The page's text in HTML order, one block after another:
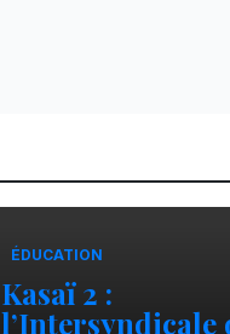
ÉDUCATION
Kasaï 2 :
l’Intersyndicale